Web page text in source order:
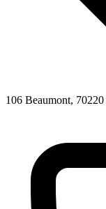
106 Beaumont, 70220